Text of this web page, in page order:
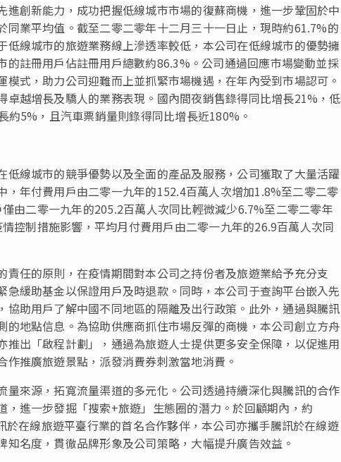
創新能力，成功把握低線城市市場的復蘇商機，進一步鞏固於中
業平均值。截至二零二零年十二月三十一日止，現時約61.7%的
線城市的旅遊業務線上滲透率較低，本公司在低線城市的優勢擁
註冊用戶佔註冊用戶總數約86.3%。公司通過回應市場變動並採
式，助力公司迎難而上並抓緊市場機遇，在年內受到市場認可。
越增長及驕人的業務表現。國內間夜銷售錄得同比增長21%，低
5%，且汽車票銷量則錄得同比增長近180%。
線城市的競爭優勢以及全面的產品及服務，公司獲取了大量活躍
年付費用戶由二零一九年的152.4百萬人次增加1.8%至二零二零
由二零一九年的205.2百萬人次同比輕微減少6.7%至二零二零年
控制措施影響，平均月付費用戶由二零一九年的26.9百萬人次同
責任的原則，在疫情期間對本公司之持份者及旅遊業給予充分支
緩助基金以保證用戶及時退款。同時，本公司于查詢平台嵌入先
助用戶了解中國不同地區的隔離及出行政策。此外，通過與騰訊
地點信息。為協助供應商抓住市場反彈的商機，本公司創立方舟
出「啟程計劃」，通過為旅遊人士提供更多安全保障，以促進用
推廣旅遊景點，派發消費券刺激當地消費。
來源，拓寬流量渠道的多元化。公司透過持續深化與騰訊的合作
進一步發掘「搜索+旅遊」生態圈的潛力。於回顧期內，約
在線旅遊平臺行業的首名合作夥伴，本公司亦攜手騰訊於在線遊
名度，貫徹品牌形象及公司策略，大幅提升廣告效益。